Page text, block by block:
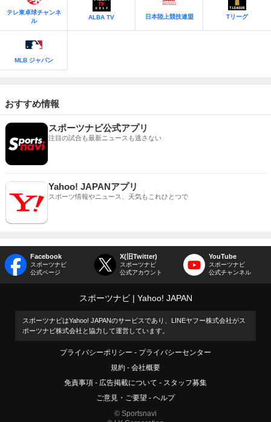
テレ東卓球チャンネ
ル
ALBA TV 日本陸上競技連盟 Tリーグ
MLB ジャパン
おすすめ情報
スポーツナビ公式アプリ
注目の試合も最新ニュースも逃さない
Yahoo! JAPANアプリ
スポーツ情報やニュース、天気もこれひとつで
Facebook
スポーツナビ
公式ページ
X(旧Twitter)
スポーツナビ
公式アカウント
YouTube
スポーツナビ
公式チャンネル
スポーツナビ Yahoo! JAPAN
スポーツナビはYahoo! JAPANのサービスであり、LINEヤフー株式会社がス
ポーツナビ株式会社と協力して運営しています。
プライバシーポリシー
プライバシーセンター
規約
会社概要
免責事項
広告掲載について
スタッフ募集
ご意見・ご要望
ヘルプ
© Sportsnavi